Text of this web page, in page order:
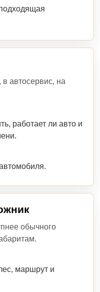
в автосервис, на
работает ли авто и
обычного
маршрут и